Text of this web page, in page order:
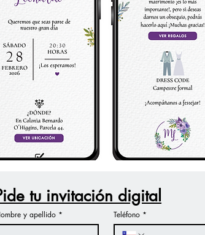
tu invitación digital
y apellido * Teléfono *